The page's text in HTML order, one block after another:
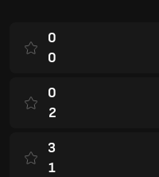
0
0
0
2
3
1